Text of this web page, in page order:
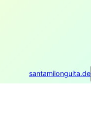
santamilonguita.de